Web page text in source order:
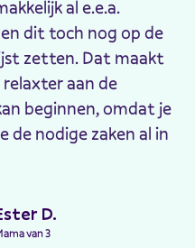
al e.e.a.
dit toch nog op de
zetten. Dat maakt
aan de
beginnen, omdat je
de nodige zaken al in
D.
van 3